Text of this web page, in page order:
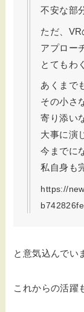
不安な部
ただ、
アプロー
とてもわ
あくまで
その小さ
寄り添い
大事に演
今までに
私自身も
https://
と意気込んでい
これからの活躍